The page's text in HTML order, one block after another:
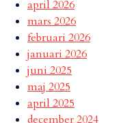
april 2026
mars 2026
februari 2026
januari 2026
juni 2025
maj 2025
april 2025
december 2024